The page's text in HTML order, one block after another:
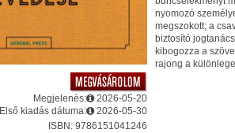
Megjelenés:
2026-05-20
Első kiadás dátuma:
2026-05-30
ISBN: 9786151041246
nyomozó
megszokott; a
biztosító
kibogozza a
rajong a